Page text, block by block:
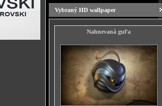
Vybraný HD wallpaper
Nahnevaná guľa